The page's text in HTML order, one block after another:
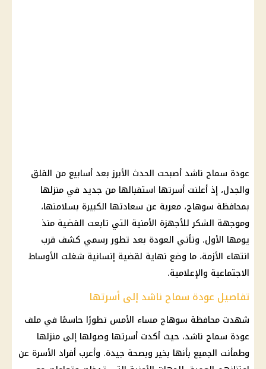
عودة سماح ناشد أصبحت الحدث الأبرز بعد أسابيع من القلق
والجدل، إذ أعلنت أسرتها استقبالها من جديد في منزلها
بمحافظة سوهاج، معربة عن سعادتها الكبيرة بسلامتها،
وموجهة الشكر للأجهزة الأمنية التي تابعت القضية منذ
يومها الأول. وتأتي العودة بعد تطور رسمي كشف قرب
انتهاء الأزمة، ما وضع نهاية لقضية إنسانية شغلت الأوساط
الاجتماعية والإعلامية.
تفاصيل عودة سماح ناشد إلى أسرتها
شهدت محافظة سوهاج مساء الأمس تطورًا حاسمًا في ملف
عودة سماح ناشد، حيث أكدت أسرتها وصولها إلى منزلها
وطمأنت الجميع بأنها بخير وبصحة جيدة. وأعرب أفراد الأسرة عن